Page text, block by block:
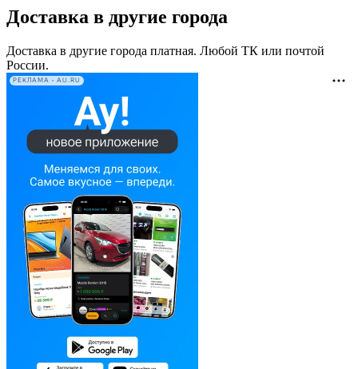
Доставка в другие города
Доставка в другие города платная. Любой ТК или почтой
России.
РЕКЛАМА • AU.RU